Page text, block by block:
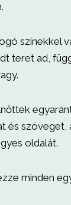
színekkel
teret ad,
és szöveget,
oldalát.
minden